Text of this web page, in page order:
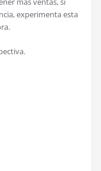
experimenta esta